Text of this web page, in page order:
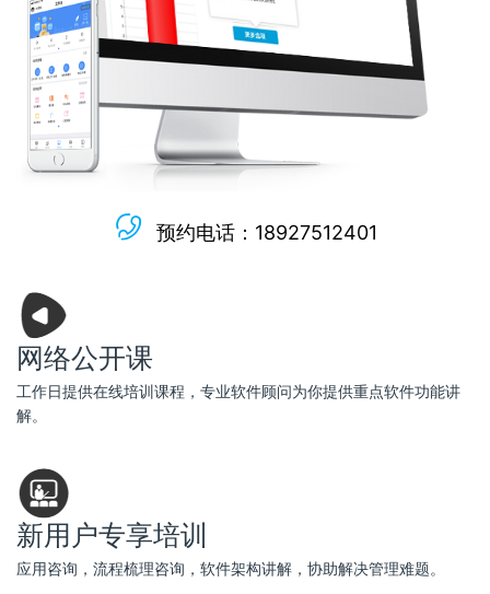
预约电话：18927512401
网络公开课
工作日提供在线培训课程，专业软件顾问为你提供重点软件功能讲
解。
新用户专享培训
应用咨询，流程梳理咨询，软件架构讲解，协助解决管理难题。